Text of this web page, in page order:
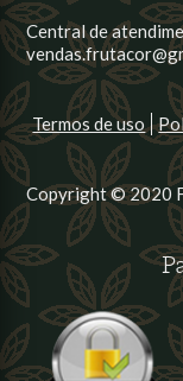
Central de
Termos de uso
Copyright © 2020